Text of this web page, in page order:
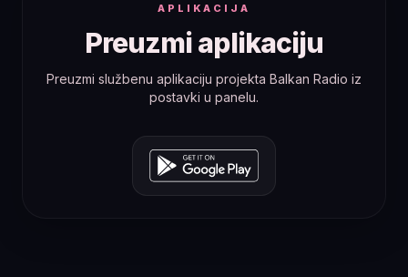
APLIKACIJA
Preuzmi aplikaciju
Preuzmi službenu aplikaciju projekta Balkan Radio iz
postavki u panelu.